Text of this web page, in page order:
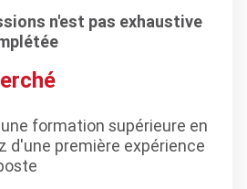
n'est pas exhaustive
formation supérieure en
d'une première expérience